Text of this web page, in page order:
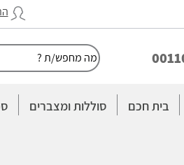
בית חכם סוללות ומצברים